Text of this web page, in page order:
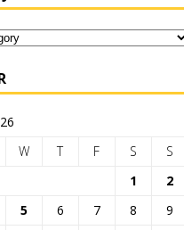
W T F S
S
1
2
5 6 7 8
9